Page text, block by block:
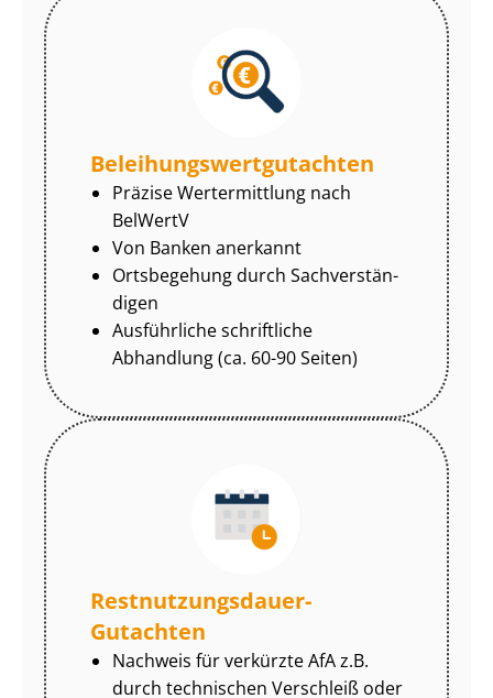
Be­lei­hungs­wert­gut­ach­ten
Präzise Wertermittlung nach
BelWertV
Von Banken anerkannt
Ortsbegehung durch Sach­ver­stän­
di­gen
Ausführliche schriftliche
Abhandlung (ca. 60-90 Seiten)
Rest­nut­zungs­dau­er-
Gutachten
Nachweis für verkürzte AfA z.B.
durch technischen Verschleiß oder